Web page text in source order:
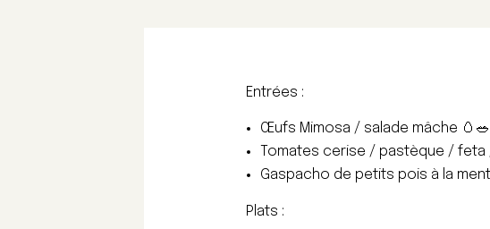
Entrées :
Œufs Mimosa / salade mâche 🥚🥗
Tomates cerise / pastèque / feta
Gaspacho de petits pois à la
Plats :